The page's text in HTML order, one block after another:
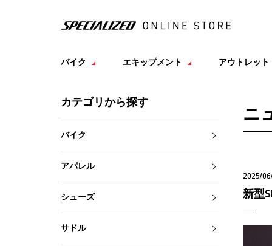
バイク エキップメント アウトレット
カテゴリから探す
バイク
アパレル
シューズ
サドル
ニ
2025/
新型